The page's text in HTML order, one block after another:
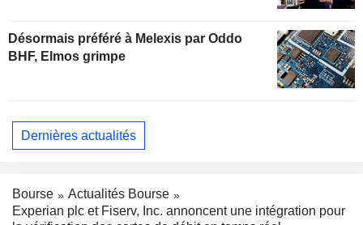
Désormais préféré à Melexis par Oddo
BHF, Elmos grimpe
Dernières actualités
Bourse
Actualités Bourse
Experian plc et Fiserv, Inc. annoncent une intégration pour